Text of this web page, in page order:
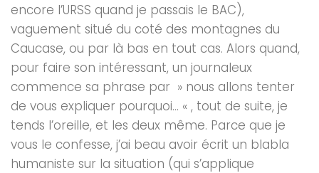
encore l’URSS quand je passais le BAC),
vaguement situé du coté des montagnes du
Caucase, ou par là bas en tout cas. Alors quand,
pour faire son intéressant, un journaleux
commence sa phrase par » nous allons tenter
de vous expliquer pourquoi… « , tout de suite, je
tends l’oreille, et les deux même. Parce que je
vous le confesse, j’ai beau avoir écrit un blabla
humaniste sur la situation (qui s’applique